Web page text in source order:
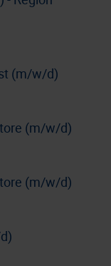
(m/w/d)
(m/w/d)
(m/w/d)